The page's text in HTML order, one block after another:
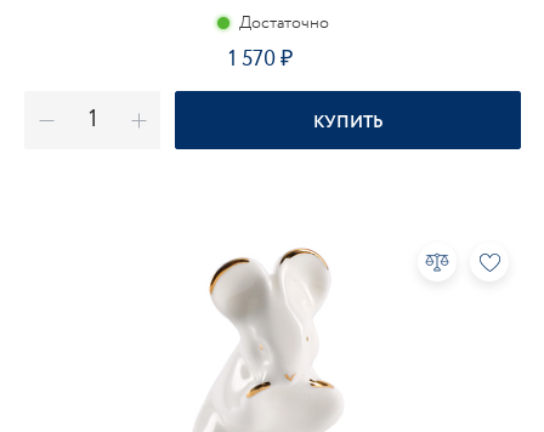
Достаточно
1 570₽
КУПИТЬ